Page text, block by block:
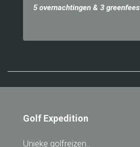
5 overnachtingen & 3 greenfees
Golf Expedition
Unieke golfreizen..